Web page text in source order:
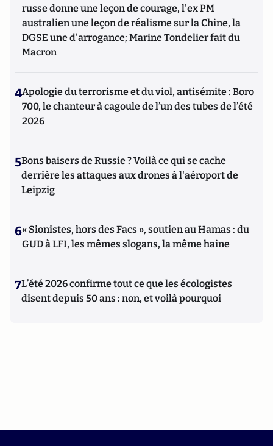
russe donne une leçon de courage, l'ex PM
australien une leçon de réalisme sur la Chine, la
DGSE une d'arrogance; Marine Tondelier fait du
Macron
4Apologie du terrorisme et du viol, antisémite : Boro
700, le chanteur à cagoule de l’un des tubes de l’été
2026
5Bons baisers de Russie ? Voilà ce qui se cache
derrière les attaques aux drones à l'aéroport de
Leipzig
6« Sionistes, hors des Facs », soutien au Hamas : du
GUD à LFI, les mêmes slogans, la même haine
7L’été 2026 confirme tout ce que les écologistes
disent depuis 50 ans : non, et voilà pourquoi